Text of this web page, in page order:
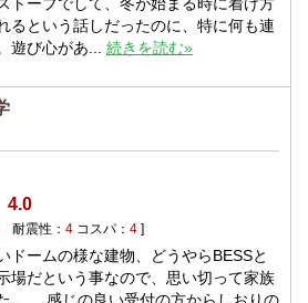
トーブでして、冬が始まる時に着け方
るという話しだったのに、特に何も連
遊び心があ... 続きを読む»
4.0
耐震性： 4 コスパ： 4 ]
ドームの様な建物、どうやらBESSと
場だという事なので、思い切って家族